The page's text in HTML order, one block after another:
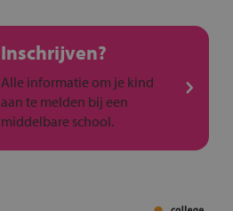
Inschrijven?
Alle informatie om je kind
aan te melden bij een
middelbare school.